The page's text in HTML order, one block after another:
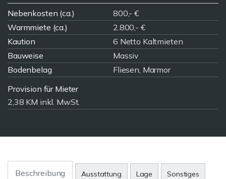
Nebenkosten (ca.)
800,- €
Warmmiete (ca.)
2.800,- €
Kaution
6 Netto Kaltmieten
Bauweise
Massiv
Bodenbelag
Fliesen, Marmor
Provision für Mieter
2,38 KM inkl. MwSt.
Beschreibung Ausstattung Lage Sonstiges